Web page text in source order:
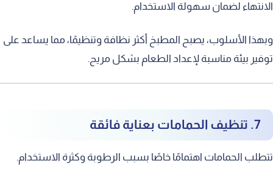
الانتهاء لضمان سهولة الاستخدام.
وبهذا الأسلوب، يصبح المطبخ أكثر نظافة وتنظيمًا، مما يساعد على
توفير بيئة مناسبة لإعداد الطعام بشكل مريح.
7. تنظيف الحمامات بعناية فائقة
تتطلب الحمامات اهتمامًا خاصًا بسبب الرطوبة وكثرة الاستخدام.